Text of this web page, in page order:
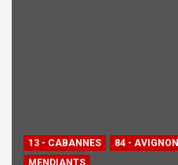
13 - CABANNES 84 - AVIGNON